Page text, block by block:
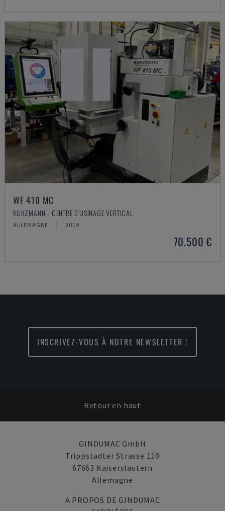
WF 410 MC
KUNZMANN - CENTRE D'USINAGE VERTICAL
ALLEMAGNE 2019
70.500 €
INSCRIVEZ-VOUS À NOTRE NEWSLETTER !
Retour en haut
GINDUMAC GmbH
Trippstadter Strasse 110
67663 Kaiserslautern
Allemagne
A PROPOS DE GINDUMAC